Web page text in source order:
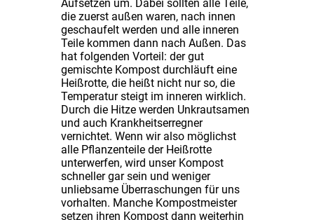
Aufsetzen um. Dabei sollten alle Teile,
die zuerst außen waren, nach innen
geschaufelt werden und alle inneren
Teile kommen dann nach Außen. Das
hat folgenden Vorteil: der gut
gemischte Kompost durchläuft eine
Heißrotte, die heißt nicht nur so, die
Temperatur steigt im inneren wirklich.
Durch die Hitze werden Unkrautsamen
und auch Krankheitserregner
vernichtet. Wenn wir also möglichst
alle Pflanzenteile der Heißrotte
unterwerfen, wird unser Kompost
schneller gar sein und weniger
unliebsame Überraschungen für uns
vorhalten. Manche Kompostmeister
setzen ihren Kompost dann weiterhin